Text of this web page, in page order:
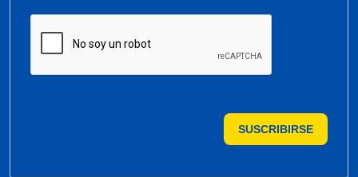
SUSCRIBIRSE